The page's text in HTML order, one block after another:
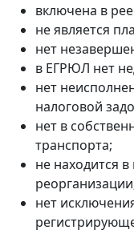
включена в
не является
нет
в ЕГРЮЛ нет
нет
налоговой
нет в
транспорта;
не находится
нет